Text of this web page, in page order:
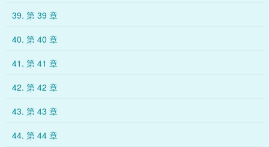
39. 第 39 章
40. 第 40 章
41. 第 41 章
42. 第 42 章
43. 第 43 章
44. 第 44 章